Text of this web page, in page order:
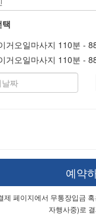
택
거오일마사지 110분 -
거오일마사지 110분 -
예약
제 페이지에서 무통장입금
자행사중)로